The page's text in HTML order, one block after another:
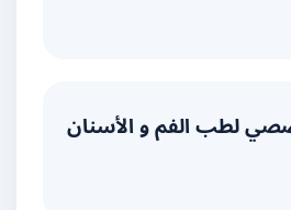
لطب الفم و الأسنان